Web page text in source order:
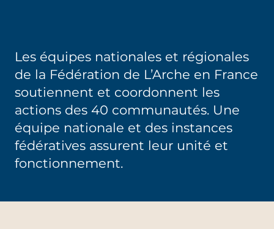
Les équipes nationales et régionales
de la Fédération de L’Arche en France
soutiennent et coordonnent les
actions des 40 communautés. Une
équipe nationale et des instances
fédératives assurent leur unité et
fonctionnement.